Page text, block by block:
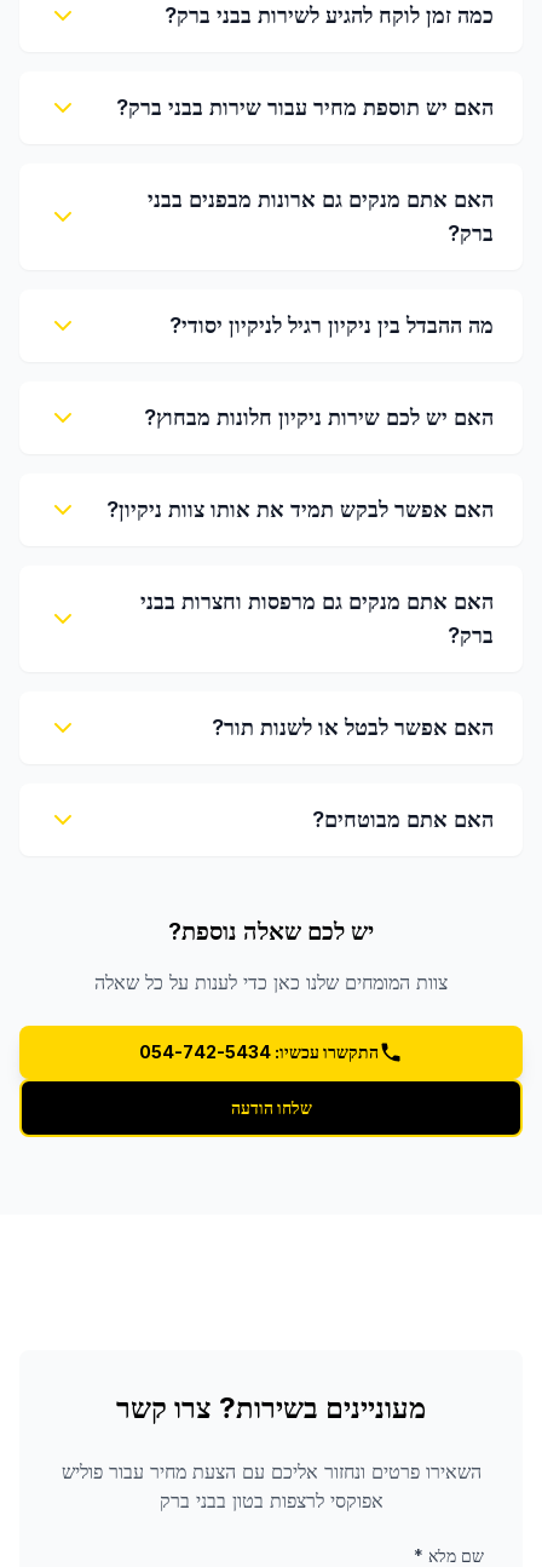
כמה זמן לוקח להגיע לשירות בבני ברק?
האם יש תוספת מחיר עבור שירות בבני ברק?
האם אתם מנקים גם ארונות מבפנים בבני
ברק?
מה ההבדל בין ניקיון רגיל לניקיון יסודי?
האם יש לכם שירות ניקיון חלונות מבחוץ?
האם אפשר לבקש תמיד את אותו צוות ניקיון?
האם אתם מנקים גם מרפסות וחצרות בבני
ברק?
האם אפשר לבטל או לשנות תור?
האם אתם מבוטחים?
יש לכם שאלה נוספת?
צוות המומחים שלנו כאן כדי לענות על כל שאלה
התקשרו עכשיו: 054-742-5434
שלחו הודעה
מעוניינים בשירות? צרו קשר
השאירו פרטים ונחזור אליכם עם הצעת מחיר עבורפוליש
אפוקסי לרצפות בטון בבני ברק
שם מלא *